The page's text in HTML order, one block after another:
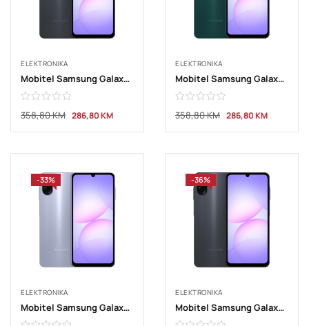
ELEKTRONIKA
Mobitel Samsung Galaxy A07 4GB 128GB Black
358,80KM 286,80KM
ELEKTRONIKA
Mobitel Samsung Galaxy A07 4GB 128GB Green
358,80KM 286,80KM
-33%
ELEKTRONIKA
Mobitel Samsung Galaxy A07 4GB 128GB Light Violet
-36%
ELEKTRONIKA
Mobitel Samsung Galaxy A07 4GB 64GB Black